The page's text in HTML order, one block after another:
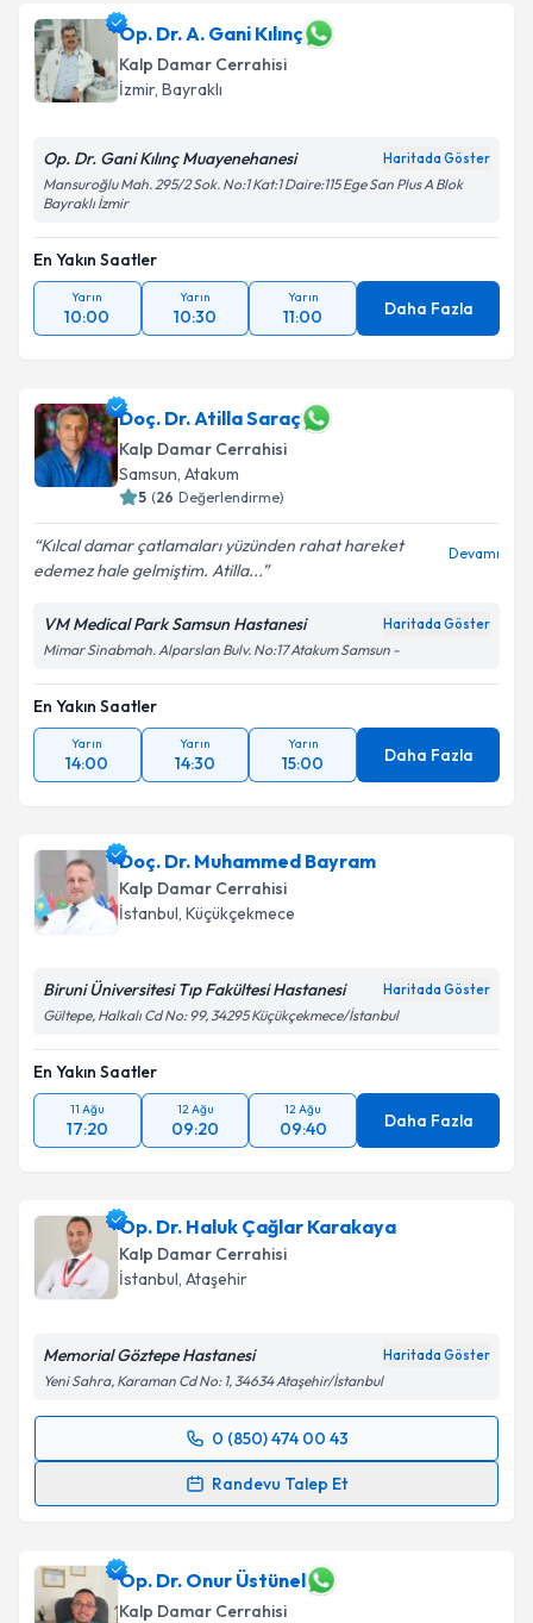
Op. Dr. A. Gani Kılınç
Kalp Damar Cerrahisi
İzmir, Bayraklı
Op. Dr. Gani Kılınç Muayenehanesi Haritada Göster
Mansuroğlu Mah. 295/2 Sok. No:1 Kat:1 Daire:115 Ege San Plus A Blok
Bayraklı İzmir
En Yakın Saatler
Yarın
10:00
Yarın
10:30
Yarın
11:00 Daha Fazla
Doç. Dr. Atilla Saraç
Kalp Damar Cerrahisi
Samsun, Atakum
5 (26 Değerlendirme)
Kılcal damar çatlamaları yüzünden rahat hareket
edemez hale gelmiştim. Atilla...
Devamı
VM Medical Park Samsun Hastanesi Haritada Göster
Mimar Sinabmah. Alparslan Bulv. No:17 Atakum Samsun -
En Yakın Saatler
Yarın
14:00
Yarın
14:30
Yarın
15:00 Daha Fazla
Doç. Dr. Muhammed Bayram
Kalp Damar Cerrahisi
İstanbul, Küçükçekmece
Biruni Üniversitesi Tıp Fakültesi Hastanesi Haritada Göster
Gültepe, Halkalı Cd No: 99, 34295 Küçükçekmece/İstanbul
En Yakın Saatler
11 Ağu
17:20
12 Ağu
09:20
12 Ağu
09:40 Daha Fazla
Op. Dr. Haluk Çağlar Karakaya
Kalp Damar Cerrahisi
İstanbul, Ataşehir
Memorial Göztepe Hastanesi Haritada Göster
Yeni Sahra, Karaman Cd No: 1, 34634 Ataşehir/İstanbul
0 (850) 474 00 43
Randevu Talep Et
Randevu Takvimi Talebi
için bir takvim hazırlandığında e-posta ile
bilgilendireceğiz.
Op. Dr. Onur Üstünel
Kalp Damar Cerrahisi